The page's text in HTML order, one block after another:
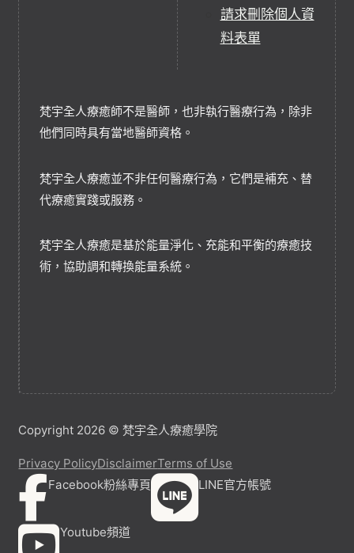
請求刪除個人資
料表單
梵宇全人療癒師不是醫師，也非執行醫療行為，除非
他們同時具有當地醫師資格。
梵宇全人療癒並不非任何醫療行為，它們是補充、替
代療癒實踐或服務。
梵宇全人療癒是基於能量淨化、充能和平衡的療癒技
術，協助調和轉換能量系統。
Copyright 2026 © 梵宇全人療癒學院
Privacy PolicyDisclaimerTerms of Use
Facebook粉絲專頁
LINE官方帳號
Youtube頻道